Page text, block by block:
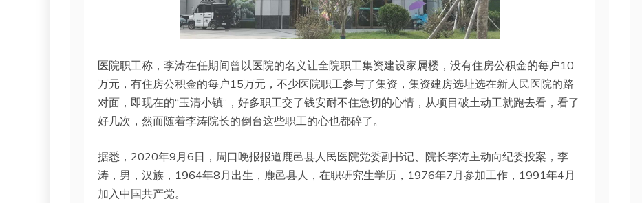
医院职工称，李涛在任期间曾以医院的名义让全院职工集资建设家属楼，没有住房公积金的每户10
万元，有住房公积金的每户15万元，不少医院职工参与了集资，集资建房选址选在新人民医院的路
对面，即现在的“玉清小镇”，好多职工交了钱安耐不住急切的心情，从项目破土动工就跑去看，看了
好几次，然而随着李涛院长的倒台这些职工的心也都碎了。
据悉，2020年9月6日，周口晚报报道鹿邑县人民医院党委副书记、院长李涛主动向纪委投案，李
涛，男，汉族，1964年8月出生，鹿邑县人，在职研究生学历，1976年7月参加工作，1991年4月
加入中国共产党。